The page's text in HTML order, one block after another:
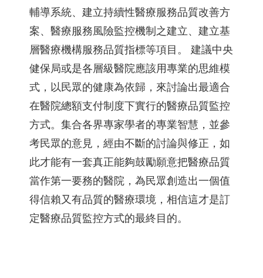
輔導系統、建立持續性醫療服務品質改善方
案、醫療服務風險監控機制之建立、建立基
層醫療機構服務品質指標等項目。 建議中央
健保局或是各層級醫院應該用專業的思維模
式，以民眾的健康為依歸，來討論出最適合
在醫院總額支付制度下實行的醫療品質監控
方式。集合各界專家學者的專業智慧，並參
考民眾的意見，經由不斷的討論與修正，如
此才能有一套真正能夠鼓勵願意把醫療品質
當作第一要務的醫院，為民眾創造出一個值
得信賴又有品質的醫療環境，相信這才是訂
定醫療品質監控方式的最終目的。